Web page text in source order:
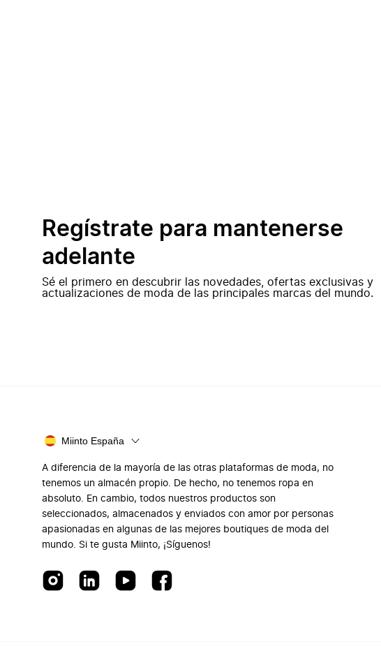
Regístrate para mantenerse
adelante
Sé el primero en descubrir las novedades, ofertas exclusivas y
actualizaciones de moda de las principales marcas del mundo.
Miinto España
A diferencia de la mayoría de las otras plataformas de moda, no
tenemos un almacén propio. De hecho, no tenemos ropa en
absoluto. En cambio, todos nuestros productos son
seleccionados, almacenados y enviados con amor por personas
apasionadas en algunas de las mejores boutiques de moda del
mundo. Si te gusta Miinto, ¡Síguenos!